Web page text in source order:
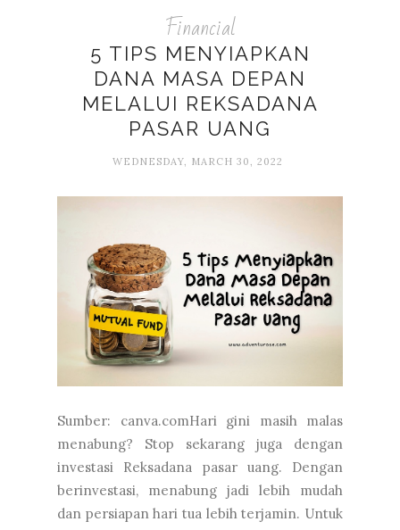
Financial
5 TIPS MENYIAPKAN
DANA MASA DEPAN
MELALUI REKSADANA
PASAR UANG
WEDNESDAY, MARCH 30, 2022
Sumber: canva.comHari gini masih malas
menabung? Stop sekarang juga dengan
investasi Reksadana pasar uang. Dengan
berinvestasi, menabung jadi lebih mudah
dan persiapan hari tua lebih terjamin. Untuk